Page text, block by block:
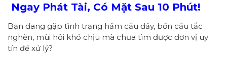
Ngay Phát Tài, Có Mặt Sau 10 Phút!
Bạn đang gặp tình trạng hầm cầu đầy, bồn cầu tắc
nghẽn, mùi hôi khó chịu mà chưa tìm được đơn vị uy
tín để xử lý?